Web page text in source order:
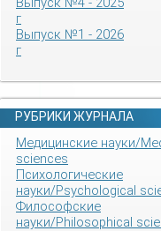
г
Выпуск №1 - 2026
г
РУБРИКИ ЖУРНАЛА
Медицинские науки/
sciences
Психологические
науки/Psychological
Философские
науки/Philosophical